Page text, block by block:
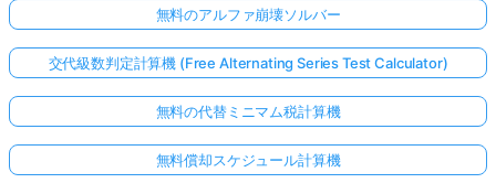
無料のアルファ崩壊ソルバー
交代級数判定計算機 (Free Alternating Series Test Calculator)
無料の代替ミニマム税計算機
無料償却スケジュール計算機